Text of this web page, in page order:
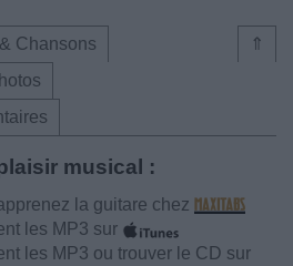
⇑
Chansons
musical :
la guitare chez
les MP3 sur
les MP3 ou trouver le CD sur